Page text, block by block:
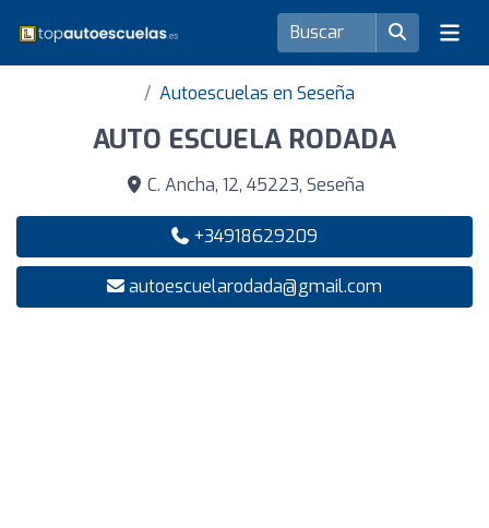
Autoescuelas en Seseña
AUTO ESCUELA RODADA
C. Ancha, 12, 45223, Seseña
+34918629209
autoescuelarodada@gmail.com